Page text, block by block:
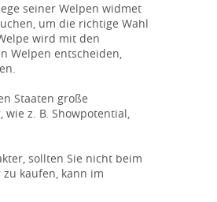
seiner Welpen widmet
um die richtige Wahl
wird mit den
Welpen entscheiden,
Staaten große
z. B. Showpotential,
sollten Sie nicht beim
kaufen, kann im